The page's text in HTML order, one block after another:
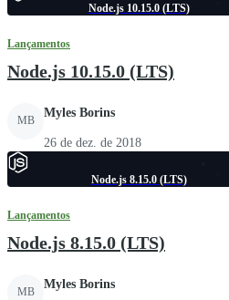
Node.js 10.15.0 (LTS)
Lançamentos
Node.js 10.15.0 (LTS)
MB
Myles Borins
26 de dez. de 2018
Node.js 8.15.0 (LTS)
Lançamentos
Node.js 8.15.0 (LTS)
MB
Myles Borins